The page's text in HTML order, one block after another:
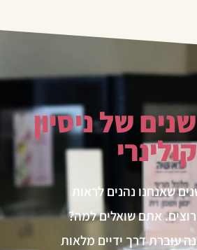
של ניסיון
קולינרי
40 שנים שאנחנו נהנים לראות
אתם שואלים למה?
עוברת דרך ידיים מלאות